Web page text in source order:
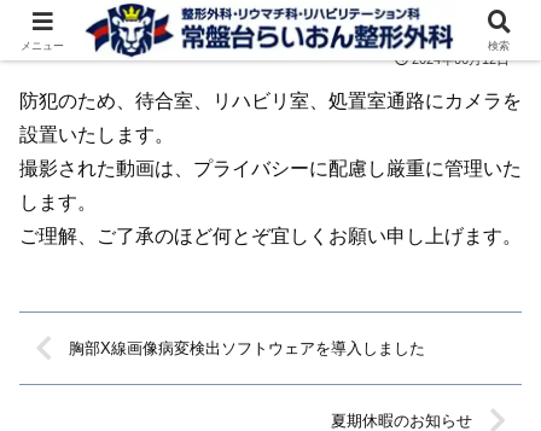
2024年06月12日
防犯のため、待合室、リハビリ室、処置室通路にカメラを
設置いたします。
撮影された動画は、プライバシーに配慮し厳重に管理いた
します。
ご理解、ご了承のほど何とぞ宜しくお願い申し上げます。
胸部X線画像病変検出ソフトウェアを導入しました
夏期休暇のお知らせ
メニュー 検索